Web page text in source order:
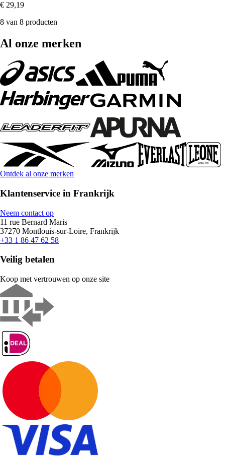
€ 29,19
8 van 8 producten
Al onze merken
Ontdek al onze merken
Klantenservice in Frankrijk
Neem contact op
11 rue Bernard Maris
37270 Montlouis-sur-Loire, Frankrijk
+33 1 86 47 62 58
Veilig betalen
Koop met vertrouwen op onze site